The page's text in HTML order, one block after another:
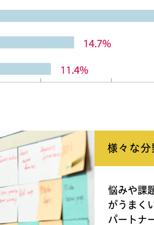
様々な分
悩みや課
がうまく
パートナ